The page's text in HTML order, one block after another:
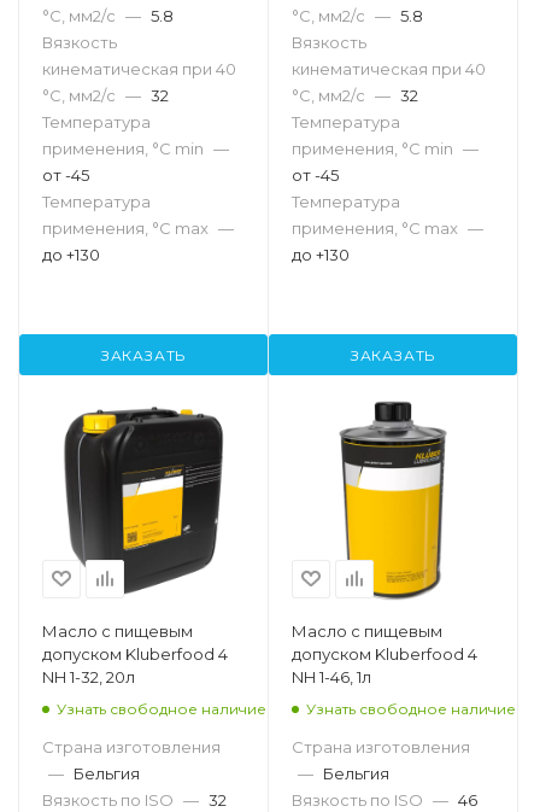
°С, мм2/с — 5.8
Вязкость
кинематическая при 40
°С, мм2/с — 32
Температура
применения, °С min —
от -45
Температура
применения, °С max —
до +130
ЗАКАЗАТЬ
°С, мм2/с — 5.8
Вязкость
кинематическая при 40
°С, мм2/с — 32
Температура
применения, °С min —
от -45
Температура
применения, °С max —
до +130
ЗАКАЗАТЬ
Масло с пищевым
допуском Kluberfood 4
NH 1-32, 20л
Узнать свободное наличие
Страна изготовления
— Бельгия
Вязкость по ISO — 32
Масло с пищевым
допуском Kluberfood 4
NH 1-46, 1л
Узнать свободное наличие
Страна изготовления
— Бельгия
Вязкость по ISO — 46